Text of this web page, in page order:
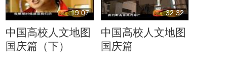
19:07
中国高校人文地图
国庆篇（下）
32:32
中国高校人文地图
国庆篇